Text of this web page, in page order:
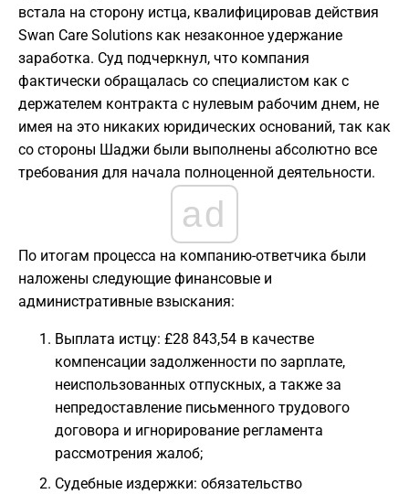
встала на сторону истца, квалифицировав действия
Swan Care Solutions как незаконное удержание
заработка. Суд подчеркнул, что компания
фактически обращалась со специалистом как с
держателем контракта с нулевым рабочим днем, не
имея на это никаких юридических оснований, так как
со стороны Шаджи были выполнены абсолютно все
требования для начала полноценной деятельности.
ad
По итогам процесса на компанию-ответчика были
наложены следующие финансовые и
административные взыскания:
Выплата истцу: £28 843,54 в качестве
компенсации задолженности по зарплате,
неиспользованных отпускных, а также за
непредоставление письменного трудового
договора и игнорирование регламента
рассмотрения жалоб;
Судебные издержки: обязательство